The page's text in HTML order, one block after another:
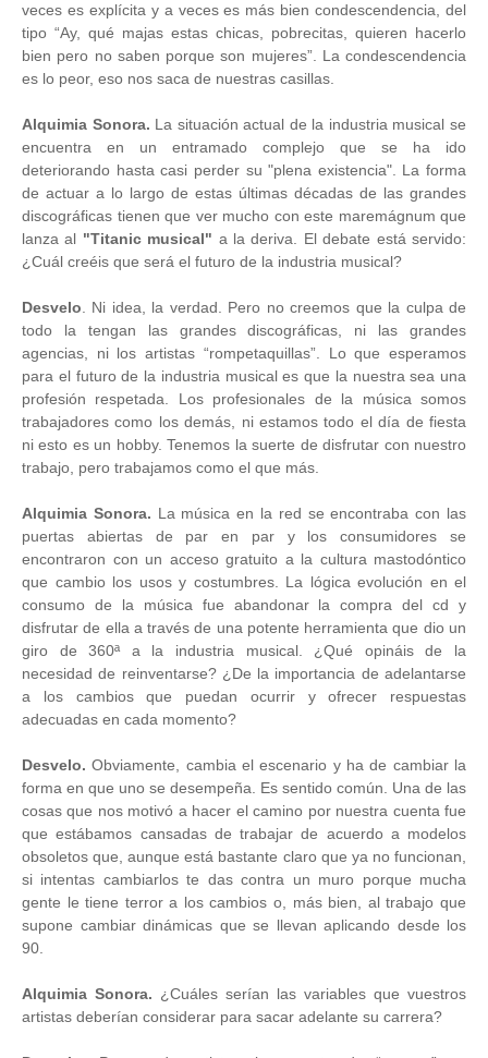
veces es explícita y a veces es más bien condescendencia, del
tipo “Ay, qué majas estas chicas, pobrecitas, quieren hacerlo
bien pero no saben porque son mujeres”. La condescendencia
es lo peor, eso nos saca de nuestras casillas.
Alquimia Sonora. La situación actual de la industria musical se
encuentra en un entramado complejo que se ha ido
deteriorando hasta casi perder su "plena existencia". La forma
de actuar a lo largo de estas últimas décadas de las grandes
discográficas tienen que ver mucho con este maremágnum que
lanza al "Titanic musical" a la deriva. El debate está servido:
¿Cuál creéis que será el futuro de la industria musical?
Desvelo. Ni idea, la verdad. Pero no creemos que la culpa de
todo la tengan las grandes discográficas, ni las grandes
agencias, ni los artistas “rompetaquillas”. Lo que esperamos
para el futuro de la industria musical es que la nuestra sea una
profesión respetada. Los profesionales de la música somos
trabajadores como los demás, ni estamos todo el día de fiesta
ni esto es un hobby. Tenemos la suerte de disfrutar con nuestro
trabajo, pero trabajamos como el que más.
Alquimia Sonora. La música en la red se encontraba con las
puertas abiertas de par en par y los consumidores se
encontraron con un acceso gratuito a la cultura mastodóntico
que cambio los usos y costumbres. La lógica evolución en el
consumo de la música fue abandonar la compra del cd y
disfrutar de ella a través de una potente herramienta que dio un
giro de 360ª a la industria musical. ¿Qué opináis de la
necesidad de reinventarse? ¿De la importancia de adelantarse
a los cambios que puedan ocurrir y ofrecer respuestas
adecuadas en cada momento?
Desvelo. Obviamente, cambia el escenario y ha de cambiar la
forma en que uno se desempeña. Es sentido común. Una de las
cosas que nos motivó a hacer el camino por nuestra cuenta fue
que estábamos cansadas de trabajar de acuerdo a modelos
obsoletos que, aunque está bastante claro que ya no funcionan,
si intentas cambiarlos te das contra un muro porque mucha
gente le tiene terror a los cambios o, más bien, al trabajo que
supone cambiar dinámicas que se llevan aplicando desde los
90.
Alquimia Sonora. ¿Cuáles serían las variables que vuestros
artistas deberían considerar para sacar adelante su carrera?